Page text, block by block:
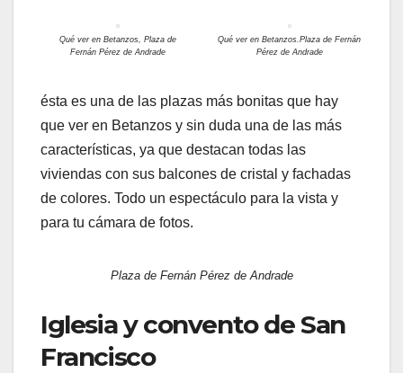
Qué ver en Betanzos, Plaza de
Fernán Pérez de Andrade
Qué ver en Betanzos.Plaza de Fernán
Pérez de Andrade
ésta es una de las plazas más bonitas que hay
que ver en Betanzos y sin duda una de las más
características, ya que destacan todas las
viviendas con sus balcones de cristal y fachadas
de colores. Todo un espectáculo para la vista y
para tu cámara de fotos.
Plaza de Fernán Pérez de Andrade
Iglesia y convento de San
Francisco